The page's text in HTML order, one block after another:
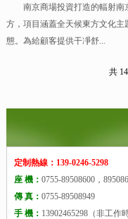
南京商場投資打造的輻射南
方，項目涵蓋全天候東方文化
態。為給顧客提供干凈舒...
共
定制熱線：139-0246-5298
座 機： 0755-89508600，
傳 真： 0755-89508949
手 機： 13902465298（非工作